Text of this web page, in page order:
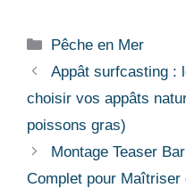
Catégories
Pêche en Mer
Appât surfcasting :
choisir vos appâts
poissons gras)
Montage Teaser
Complet pour Maîtriser